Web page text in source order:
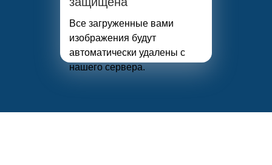
Все загруженные вами
изображения будут
автоматически удалены с
нашего сервера.